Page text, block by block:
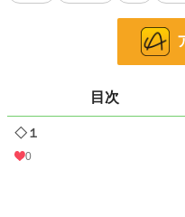
お気に入り 19
2021.08.07 02:51
初回公開日時
目次
◇１
0